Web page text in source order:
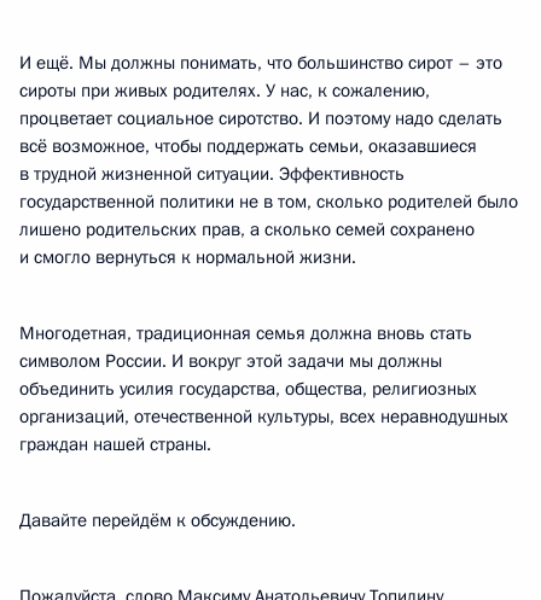
И ещё. Мы должны понимать, что большинство сирот – это
сироты при живых родителях. У нас, к сожалению,
процветает социальное сиротство. И поэтому надо сделать
всё возможное, чтобы поддержать семьи, оказавшиеся
в трудной жизненной ситуации. Эффективность
государственной политики не в том, сколько родителей было
лишено родительских прав, а сколько семей сохранено
и смогло вернуться к нормальной жизни.
Многодетная, традиционная семья должна вновь стать
символом России. И вокруг этой задачи мы должны
объединить усилия государства, общества, религиозных
организаций, отечественной культуры, всех неравнодушных
граждан нашей страны.
Давайте перейдём к обсуждению.